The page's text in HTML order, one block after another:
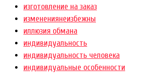
изготовление на заказ
изменениянеизбежны
иллюзия обмана
индивидуальность
индивидуальность человека
индивидуальные особенности